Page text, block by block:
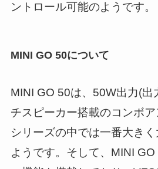
ントロール可能のようです。
MINI GO 50について
MINI GO 50は、50W出力(出
チスピーカー搭載のコンボ
シリーズの中では一番大き
ようです。そして、MINI